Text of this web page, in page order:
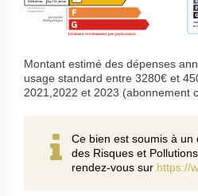
Montant estimé des dépenses
usage standard entre 3280€ et
2021,2022 et 2023 (abonnement
Ce bien est soumis à un
des Risques et
rendez-vous sur https://